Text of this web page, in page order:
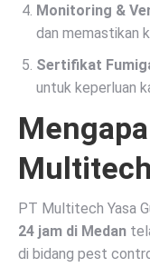
Monitoring &
dan memastikan
Sertifikat
untuk keperluan
PT Multitech Yasa
24 jam di Medan
di bidang pest